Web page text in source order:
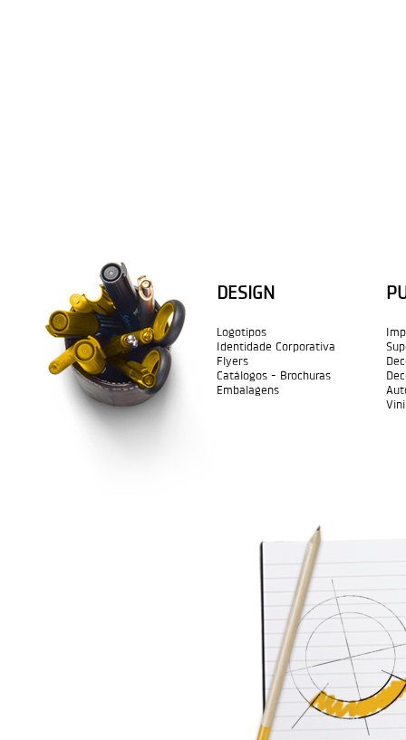
DESIGN
Logotipos
Identidade Corporativa
Flyers
Catálogos - Brochuras
Embalagens